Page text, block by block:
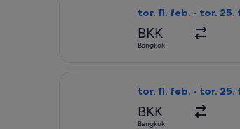
tor. 11. feb. - tor. 25.
BKK
Bangkok
tor. 11. feb. - tor. 25.
BKK
Bangkok